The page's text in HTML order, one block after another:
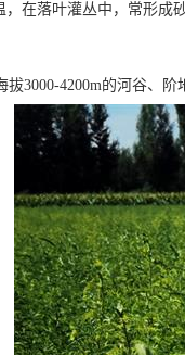
在落叶灌丛中，常形成
拔3000-4200m的河谷、